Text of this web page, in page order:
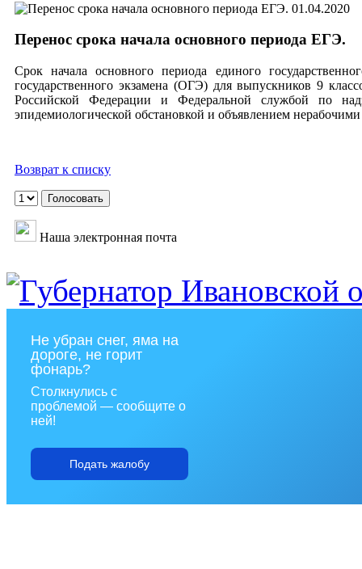
01.04.2020
Перенос срока начала основного периода ЕГЭ.
Срок начала основного периода единого
государственного экзамена (ОГЭ) для выпускников 9
Российской Федерации и Федеральной службой по
эпидемиологической обстановкой и объявлением
Возврат к списку
Наша электронная почта
Не убран снег, яма на
дороге, не горит
фонарь?
Столкнулись с
проблемой — сообщите о
ней!
Подать жалобу